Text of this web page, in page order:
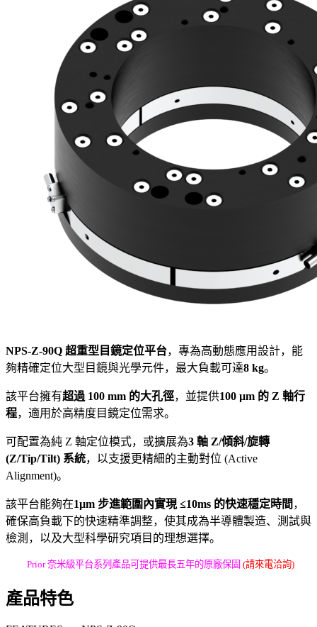
NPS-Z-90Q 超重型目鏡定位平台，專為高動態應用設計，能
夠精確定位大型目鏡與光學元件，最大負載可達8 kg。
該平台擁有超過 100 mm 的大孔徑，並提供100 µm 的 Z 軸行
程，適用於高精度目鏡定位需求。
可配置為純 Z 軸定位模式，或擴展為3 軸 Z/傾斜/旋轉
(Z/Tip/Tilt) 系統，以支援更精細的主動對位 (Active
Alignment)。
該平台能夠在1µm 步進範圍內實現 ≤10ms 的快速穩定時間 ，
確保高負載下的快速精準調整，使其成為半導體製造、測試與
檢測，以及大型科學研究項目的理想選擇。
Prior 奈米級平台系列產品可提供最長五年的原廠保固 (請來電洽詢)
產品特色